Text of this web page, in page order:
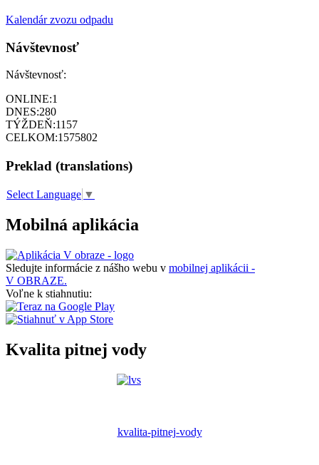
Kalendár zvozu odpadu
Návštevnosť
Návštevnosť:
ONLINE:1
DNES:280
TÝŽDEŇ:1157
CELKOM:1575802
Preklad (translations)
Select Language ▼
Mobilná aplikácia
Sledujte informácie z nášho webu v mobilnej aplikácii -
V OBRAZE.
Voľne k stiahnutiu:
Kvalita pitnej vody
kvalita-pitnej-vody